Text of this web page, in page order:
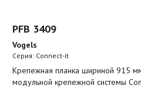
PFB 3409
Vogels
Серия: Connect-it
Крепежная планка шириной 915
модульной крепежной системы